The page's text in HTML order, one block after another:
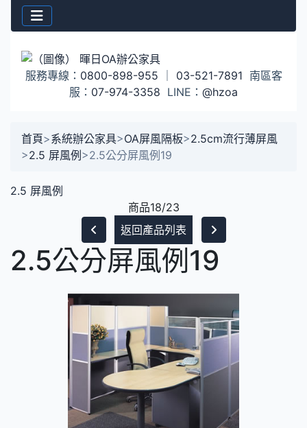
服務專線： 0800-898-955 03-521-7891 南區客
服： 07-974-3358 LINE： @hzoa
首頁>系統辦公家具>OA屏風隔板>2.5cm流行薄屏風
>2.5 屏風例>2.5公分屏風例19
2.5 屏風例
商品18/23
返回產品列表
2.5公分屏風例19